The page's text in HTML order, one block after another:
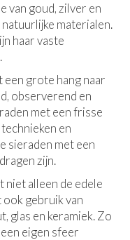
van goud, zilver en
materialen.
haar vaste
grote hang naar
observerend en
met een frisse
en
sieraden met een
zijn.
niet alleen de edele
ook gebruik van
glas en keramiek. Zo
eigen sfeer